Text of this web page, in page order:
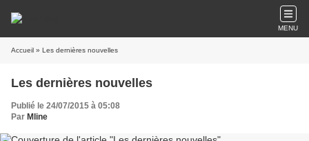
MENU
Accueil » Les dernières nouvelles
Les dernières nouvelles
Publié le 24/07/2015 à 05:08
Par Mline